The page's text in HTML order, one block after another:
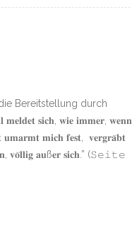
Bereitstellung durch
𝐬𝐢𝐜𝐡, 𝐰𝐢𝐞 𝐢𝐦𝐦𝐞𝐫, 𝐰𝐞𝐧𝐧
𝐮𝐦𝐚𝐫𝐦𝐭 𝐦𝐢𝐜𝐡 𝐟𝐞𝐬𝐭, 𝐯𝐞𝐫𝐠𝐫𝐚̈𝐛𝐭
𝐯𝐨̈𝐥𝐥𝐢𝐠 𝐚𝐮ß𝐞𝐫 𝐬𝐢𝐜𝐡.” (𝚂𝚎𝚒𝚝𝚎